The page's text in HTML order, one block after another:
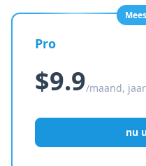
Pro
$9.9/maand,
nu